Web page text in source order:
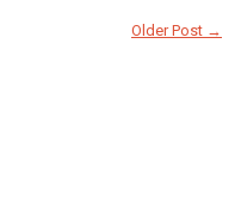
Older Post →